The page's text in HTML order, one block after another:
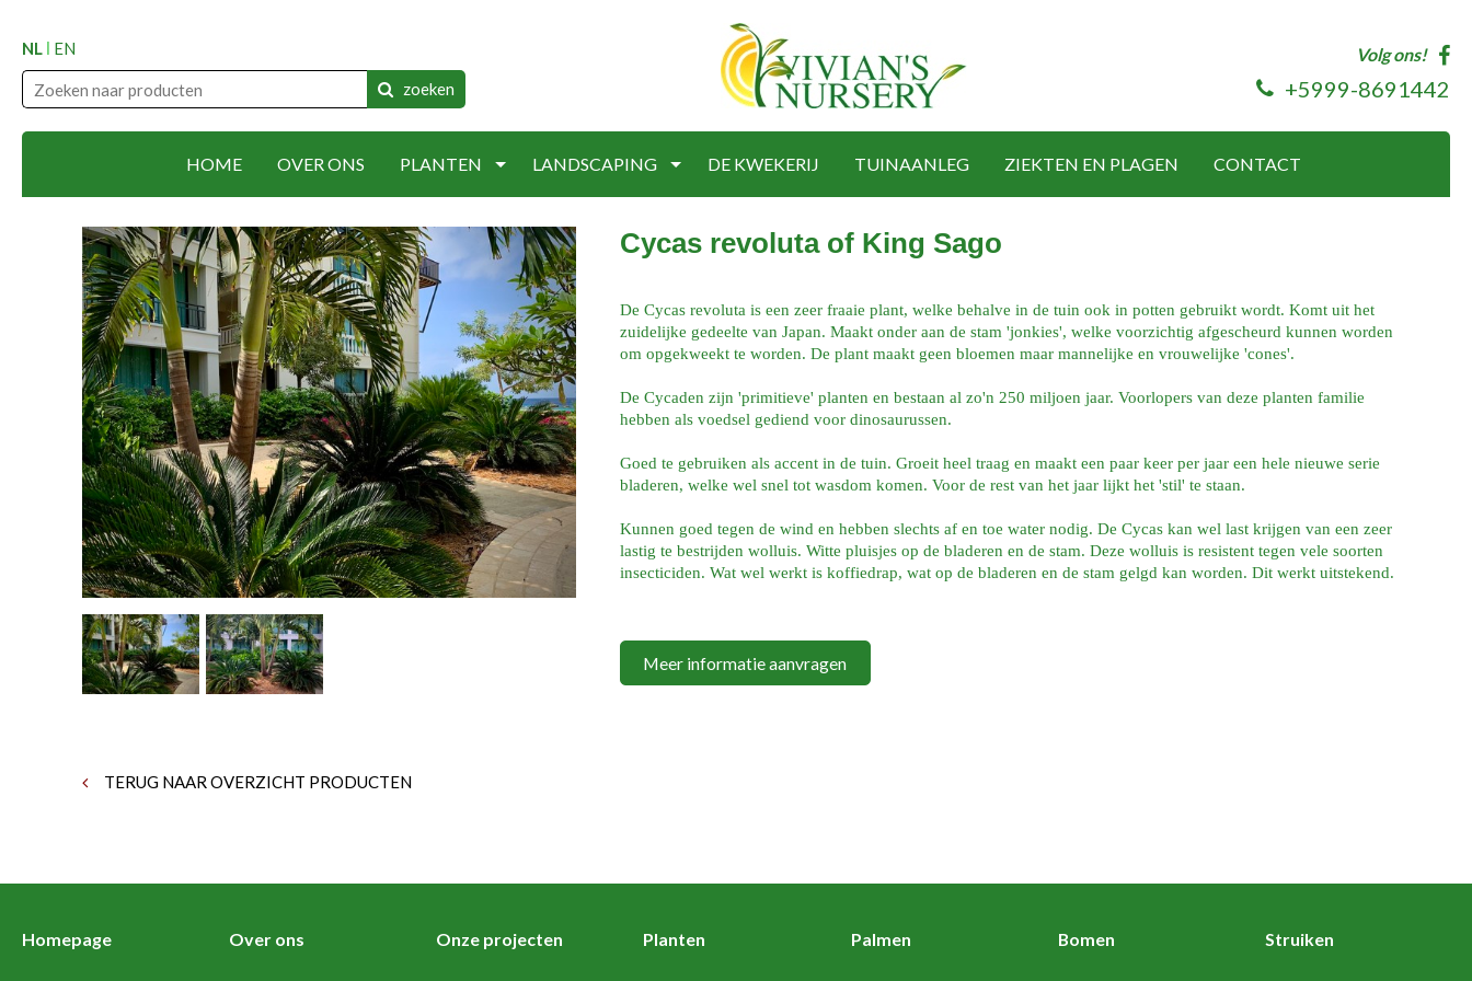
NL EN
zoeken
Volg ons!
+5999-8691442
HOME OVER ONS PLANTEN LANDSCAPING DE KWEKERIJ TUINAANLEG ZIEKTEN EN PLAGEN CONTACT
TERUG NAAR OVERZICHT PRODUCTEN
Cycas revoluta of King Sago
De Cycas revoluta is een zeer fraaie plant, welke behalve in de tuin ook in potten gebruikt wordt. Komt uit het
zuidelijke gedeelte van Japan. Maakt onder aan de stam 'jonkies', welke voorzichtig afgescheurd kunnen worden
om opgekweekt te worden. De plant maakt geen bloemen maar mannelijke en vrouwelijke 'cones'.
De Cycaden zijn 'primitieve' planten en bestaan al zo'n 250 miljoen jaar. Voorlopers van deze planten familie
hebben als voedsel gediend voor dinosaurussen.
Goed te gebruiken als accent in de tuin. Groeit heel traag en maakt een paar keer per jaar een hele nieuwe serie
bladeren, welke wel snel tot wasdom komen. Voor de rest van het jaar lijkt het 'stil' te staan.
Kunnen goed tegen de wind en hebben slechts af en toe water nodig. De Cycas kan wel last krijgen van een zeer
lastig te bestrijden wolluis. Witte pluisjes op de bladeren en de stam. Deze wolluis is resistent tegen vele soorten
insecticiden. Wat wel werkt is koffiedrap, wat op de bladeren en de stam gelgd kan worden. Dit werkt uitstekend.
Meer informatie aanvragen
Homepage Over ons Onze projecten Planten Palmen Bomen Struiken